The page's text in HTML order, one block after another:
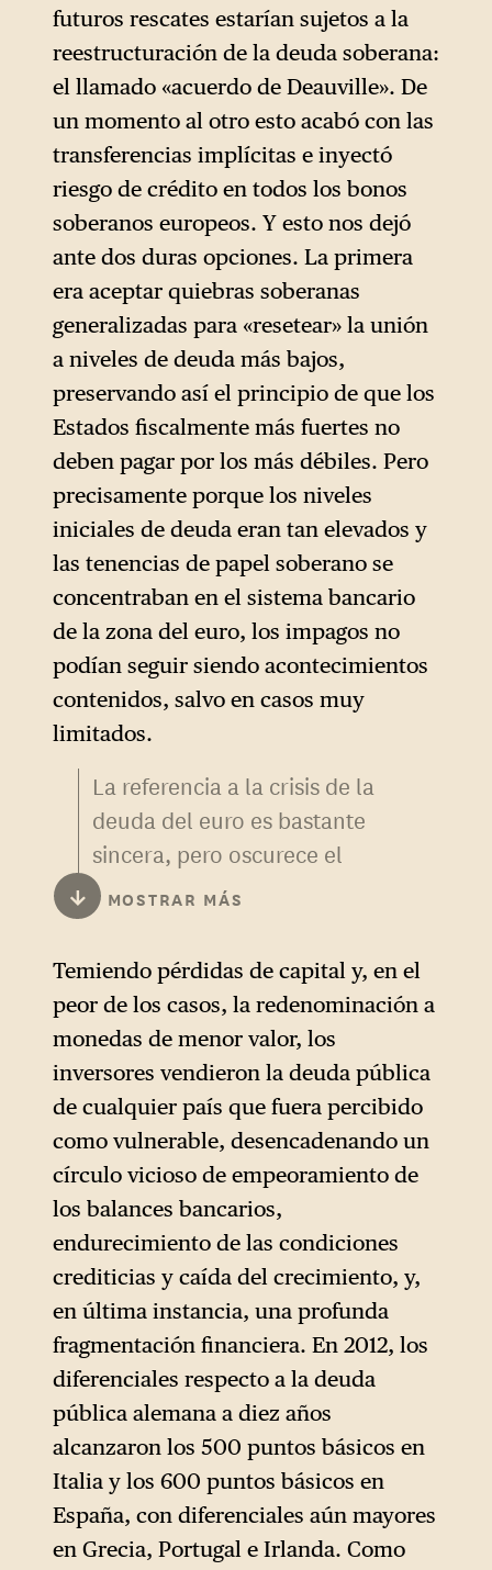
futuros rescates estarían sujetos a la
reestructuración de la deuda soberana:
el llamado «acuerdo de Deauville». De
un momento al otro esto acabó con las
transferencias implícitas e inyectó
riesgo de crédito en todos los bonos
soberanos europeos. Y esto nos dejó
ante dos duras opciones. La primera
era aceptar quiebras soberanas
generalizadas para «resetear» la unión
a niveles de deuda más bajos,
preservando así el principio de que los
Estados fiscalmente más fuertes no
deben pagar por los más débiles. Pero
precisamente porque los niveles
iniciales de deuda eran tan elevados y
las tenencias de papel soberano se
concentraban en el sistema bancario
de la zona del euro, los impagos no
podían seguir siendo acontecimientos
contenidos, salvo en casos muy
limitados.
La referencia a la crisis de la
deuda del euro es bastante
sincera, pero oscurece el
papel que el propio Draghi
desempeñó en esta dinámica.
A menudo se olvida, pero el
Gobernador Draghi, al frente
de la Banca d’Italia, firmó
junto con el Presidente Trichet
una carta dirigida al Primer
Ministro Berlusconi en la que
se pedía la consolidación
fiscal. Aquí habría estado
justificado un análisis más
franco del papel
desempeñado por la política
monetaria en la expansión de
las dudas fiscales en los
mercados financieros. Sobre
todo porque esto no se limitó
a las acciones en Italia, sino
que también estuvo en el
centro del acuerdo de Draghi
↓ MOSTRAR MÁS
Temiendo pérdidas de capital y, en el
peor de los casos, la redenominación a
monedas de menor valor, los
inversores vendieron la deuda pública
de cualquier país que fuera percibido
como vulnerable, desencadenando un
círculo vicioso de empeoramiento de
los balances bancarios,
endurecimiento de las condiciones
crediticias y caída del crecimiento, y,
en última instancia, una profunda
fragmentación financiera. En 2012, los
diferenciales respecto a la deuda
pública alemana a diez años
alcanzaron los 500 puntos básicos en
Italia y los 600 puntos básicos en
España, con diferenciales aún mayores
en Grecia, Portugal e Irlanda. Como